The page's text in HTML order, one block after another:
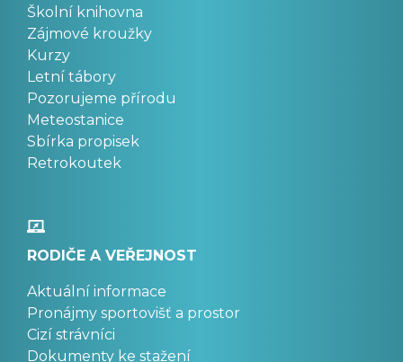
Školní knihovna
Zájmové kroužky
Kurzy
Letní tábory
Pozorujeme přírodu
Meteostanice
Sbírka propisek
Retrokoutek
RODIČE A VEŘEJNOST
Aktuální informace
Pronájmy sportovišť a prostor
Cizí strávníci
Dokumenty ke stažení